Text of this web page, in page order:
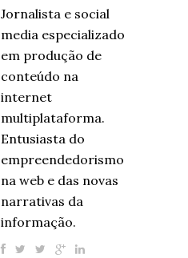
Jornalista e social
media especializado
em produção de
conteúdo na
internet
multiplataforma.
Entusiasta do
empreendedorismo
na web e das novas
narrativas da
informação.